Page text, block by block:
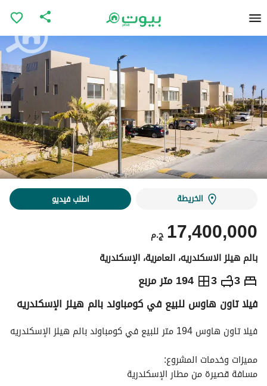
الخريطة اطلب فيديو
ج.م 17,400,000
بالم هيلز الاسكندريه، العامرية، الإسكندرية
3
3 194 متر مربع ج.م 17,400,000
التفاصيل الاتجاهات والمؤشرات رهن عقاري
فيلا تاون هاوس للبيع في كومباوند بالم هيلز الإسكندريه
فيلا تاون هاوس 194 متر للبيع في كومباوند بالم هيلز الإسكندريه
مميزات وخدمات المشروع:
مسافة قصيرة من مطار الإسكندرية